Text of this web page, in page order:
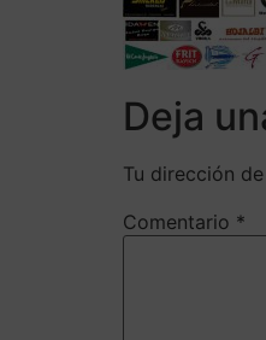
Deja
Tu dirección
Comentario *